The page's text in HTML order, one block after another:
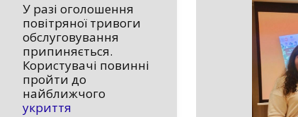
У разі оголошення
повітряної тривоги
обслуговування
припиняється.
Користувачі повинні
пройти до
найближчого
укриття